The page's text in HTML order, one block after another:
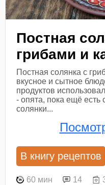
Постная
грибами и
Постная солянка с
вкусное и сытное
продуктов
- опята, пока ещё есть
солянки...
В книгу рецептов
60 мин 14